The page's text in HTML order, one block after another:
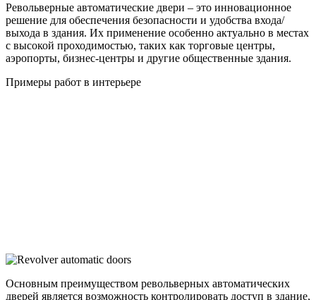
Револьверные автоматические двери – это инновационное
решение для обеспечения безопасности и удобства входа/
выхода в здания. Их применение особенно актуально в местах
с высокой проходимостью, таких как торговые центры,
аэропорты, бизнес-центры и другие общественные здания.
Примеры работ в интерьере
Основным преимуществом револьверных автоматических
дверей является возможность контролировать доступ в здание,